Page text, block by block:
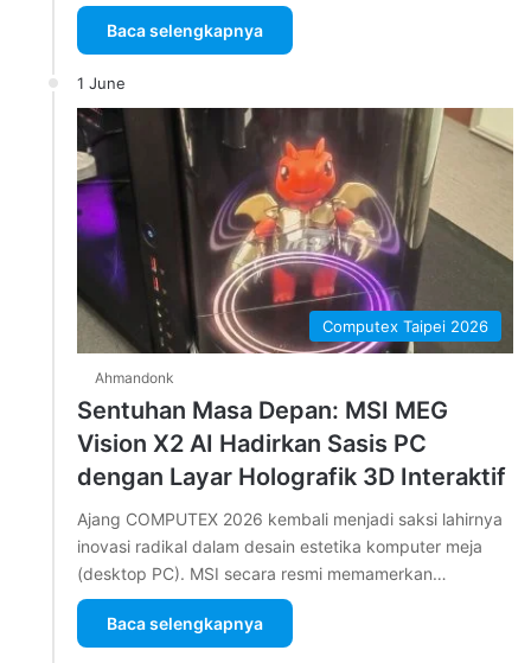
Baca selengkapnya
1 June
Computex Taipei 2026
Ahmandonk
Sentuhan Masa Depan: MSI MEG
Vision X2 AI Hadirkan Sasis PC
dengan Layar Holografik 3D Interaktif
Ajang COMPUTEX 2026 kembali menjadi saksi lahirnya
inovasi radikal dalam desain estetika komputer meja
(desktop PC). MSI secara resmi memamerkan…
Baca selengkapnya